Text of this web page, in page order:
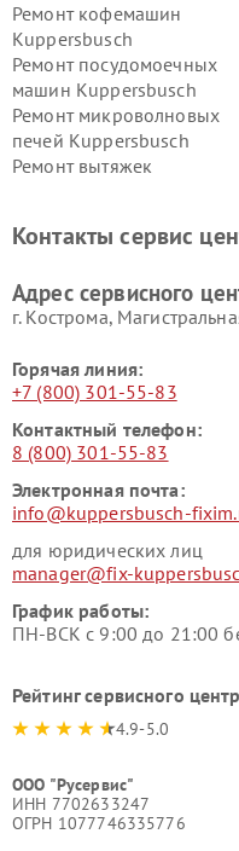
Ремонт кофемашин
Kuppersbusch
Ремонт посудомоечных
машин Kuppersbusch
Ремонт микроволновых
печей Kuppersbusch
Ремонт вытяжек
Kuppersbusch
Ремонт сушильных
Контакты сервис
Адрес сервисного
г. Кострома,
Горячая линия:
+7 (800) 301-55-83
Контактный телефон:
8 (800) 301-55-83
Электронная почта:
info@kuppersbusch-
для юридических лиц
manager@fix-
График работы:
ПН-ВСК с 9:00 до 21:00
Рейтинг сервисного
4.9-5.0
ООО "Русервис"
ИНН 7702633247
ОГРН 1077746335776